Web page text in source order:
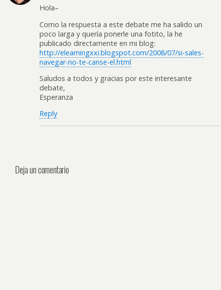
Hola–
Como la respuesta a este debate me ha salido un
poco larga y quería ponerle una fotito, la he
publicado directamente en mi blog:
http://elearningxxi.blogspot.com/2008/07/si-sales-
navegar-no-te-canse-el.html
Saludos a todos y gracias por este interesante
debate,
Esperanza
Reply
Deja un comentario